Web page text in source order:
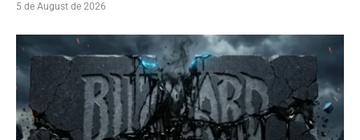
5 de August de 2026